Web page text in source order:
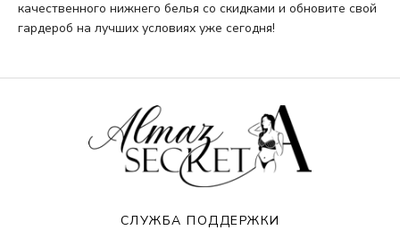
качественного нижнего белья со скидками и обновите свой
гардероб на лучших условиях уже сегодня!
СЛУЖБА ПОДДЕРЖКИ